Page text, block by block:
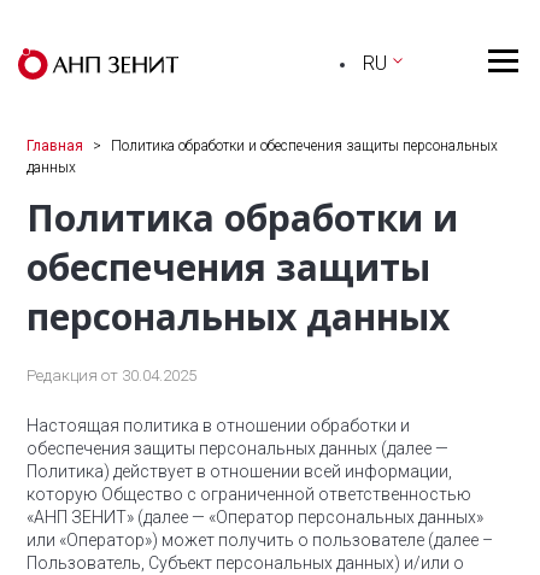
RU
Главная
Политика обработки и обеспечения защиты персональных
данных
Политика обработки и
обеспечения защиты
персональных данных
Редакция от 30.04.2025
Настоящая политика в отношении обработки и
обеспечения защиты персональных данных (далее —
Политика) действует в отношении всей информации,
которую Общество с ограниченной ответственностью
«АНП ЗЕНИТ» (далее — «Оператор персональных данных»
или «Оператор») может получить о пользователе (далее –
Пользователь, Субъект персональных данных) и/или о